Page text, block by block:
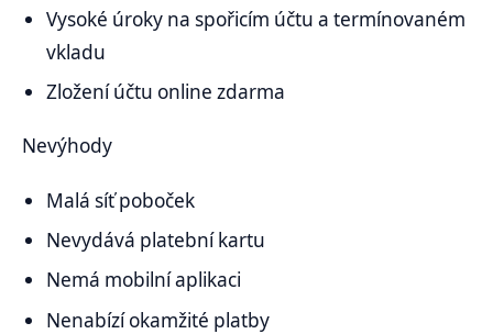
Vysoké úroky na spořicím účtu a termínovaném
vkladu
Zložení účtu online zdarma
Nevýhody
Malá síť poboček
Nevydává platební kartu
Nemá mobilní aplikaci
Nenabízí okamžité platby